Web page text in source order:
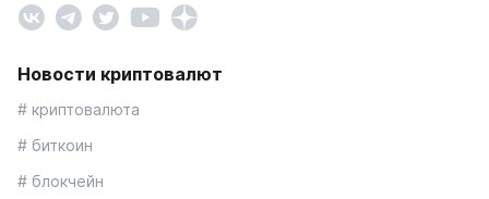
Новости криптовалют
# криптовалюта
# биткоин
# блокчейн